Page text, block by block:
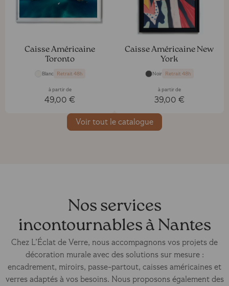
Caisse Américaine
Toronto
Blanc Retrait 48h
à partir de
49,00 €
Caisse Américaine New
York
Noir Retrait 48h
à partir de
39,00 €
Voir tout le catalogue
Nos services
incontournables à Nantes
Chez L’Éclat de Verre, nous accompagnons vos projets de
décoration murale avec des solutions sur mesure :
encadrement, miroirs, passe-partout, caisses américaines et
verres adaptés à vos besoins. Nous proposons également des